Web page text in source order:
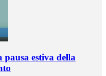
estiva della